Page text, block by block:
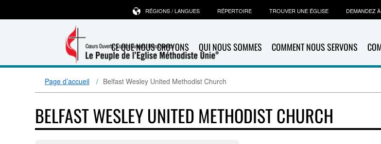
CE QUE NOUS CROYONS QUI NOUS SOMMES COMMENT NOUS SERVONS
RÉGIONS / LANGUES RÉPERTOIRE TROUVER UNE ÉGLISE DEMANDEZ À
Page d’accueil Belfast Wesley United Methodist Church
BELFAST WESLEY UNITED METHODIST CHURCH